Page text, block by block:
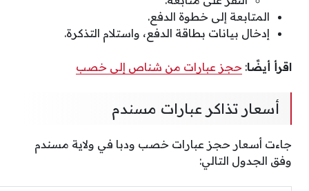
المتابعة إلى خطوة الدفع.
إدخال بيانات بطاقة الدفع، واستلام التذكرة.
اقرأ أيضًا: حجز عبارات من شناص إلى خصب
أسعار تذاكر عبارات مسندم
جاءت أسعار حجز عبارات خصب ودبا في ولاية مسندم
وفق الجدول التالي: